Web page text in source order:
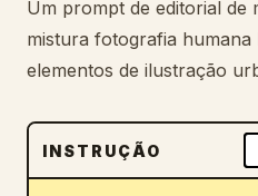
Prompts
Transferir
Um prompt de editorial de
mistura fotografia humana
elementos de ilustração
INSTRUÇÃO